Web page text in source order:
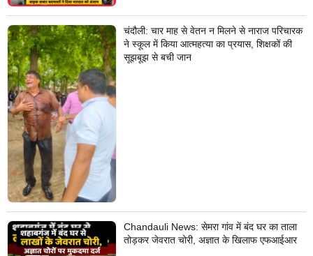
चंदौली: चार माह से वेतन न मिलने से नाराज परिचारक
ने स्कूल में किया आत्महत्या का प्रयास, शिक्षकों की
सूझबूझ से बची जान
Chandauli News: सेमरा गांव में बंद घर का ताला
तोड़कर जेवरात चोरी, अज्ञात के खिलाफ एफआईआर